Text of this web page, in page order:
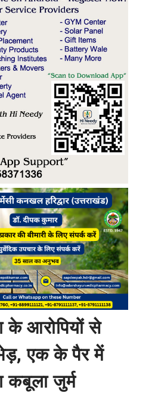
के आरोपियों से
एक के पैर में
कबूला जुर्म